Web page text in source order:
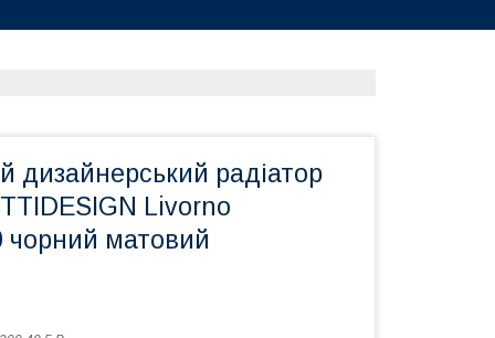
дизайнерський радіатор
Livorno
чорний матовий